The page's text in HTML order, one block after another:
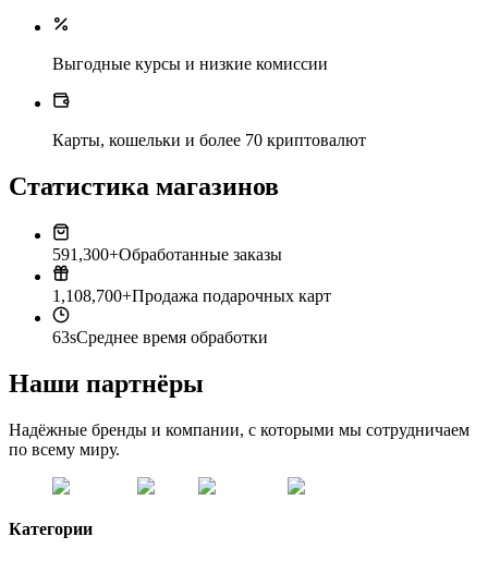
Выгодные курсы и низкие комиссии
Карты, кошельки и более 70 криптовалют
Статистика магазинов
591,300+Обработанные заказы
1,108,700+Продажа подарочных карт
63sСреднее время обработки
Наши партнёры
Надёжные бренды и компании, с которыми мы сотрудничаем
по всему миру.
Категории